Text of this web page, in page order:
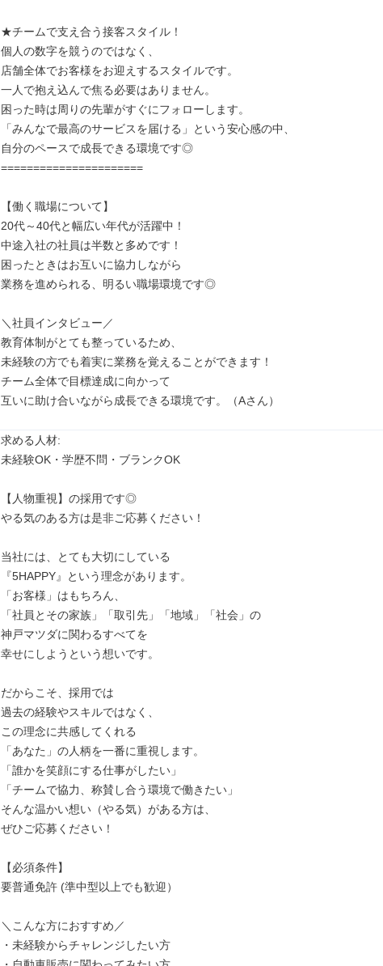
★チームで支え合う接客スタイル！
個人の数字を競うのではなく、
店舗全体でお客様をお迎えするスタイルです。
一人で抱え込んで焦る必要はありません。
困った時は周りの先輩がすぐにフォローします。
「みんなで最高のサービスを届ける」という安心感の中、
自分のペースで成長できる環境です◎
======================
【働く職場について】
20代～40代と幅広い年代が活躍中！
中途入社の社員は半数と多めです！
困ったときはお互いに協力しながら
業務を進められる、明るい職場環境です◎
＼社員インタビュー／
教育体制がとても整っているため、
未経験の方でも着実に業務を覚えることができます！
チーム全体で目標達成に向かって
互いに助け合いながら成長できる環境です。（Aさん）
求める人材:
未経験OK・学歴不問・ブランクOK
【人物重視】の採用です◎
やる気のある方は是非ご応募ください！
当社には、とても大切にしている
『5HAPPY』という理念があります。
「お客様」はもちろん、
「社員とその家族」「取引先」「地域」「社会」の
神戸マツダに関わるすべてを
幸せにしようという想いです。
だからこそ、採用では
過去の経験やスキルではなく、
この理念に共感してくれる
「あなた」の人柄を一番に重視します。
「誰かを笑顔にする仕事がしたい」
「チームで協力、称賛し合う環境で働きたい」
そんな温かい想い（やる気）がある方は、
ぜひご応募ください！
【必須条件】
要普通免許 (準中型以上でも歓迎）
＼こんな方におすすめ／
・未経験からチャレンジしたい方